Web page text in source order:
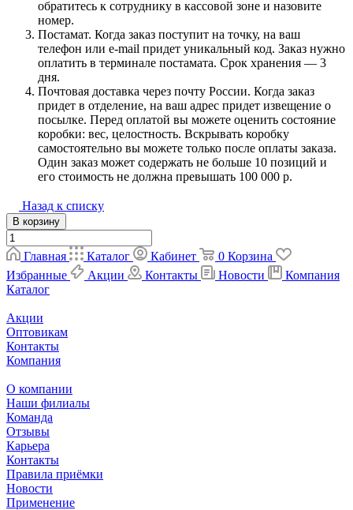
обратитесь к сотруднику в кассовой зоне и назовите
номер.
Постамат. Когда заказ поступит на точку, на ваш
телефон или e-mail придет уникальный код. Заказ нужно
оплатить в терминале постамата. Срок хранения — 3
дня.
Почтовая доставка через почту России. Когда заказ
придет в отделение, на ваш адрес придет извещение о
посылке. Перед оплатой вы можете оценить состояние
коробки: вес, целостность. Вскрывать коробку
самостоятельно вы можете только после оплаты заказа.
Один заказ может содержать не больше 10 позиций и
его стоимость не должна превышать 100 000 р.
Назад к списку
В корзину
Главная Каталог Кабинет 0 Корзина
Избранные
Акции Контакты Новости
Компания
Каталог
Акции
Оптовикам
Контакты
Компания
О компании
Наши филиалы
Команда
Отзывы
Карьера
Контакты
Правила приёмки
Новости
Применение